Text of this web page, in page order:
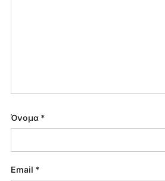
Όνομα *
Email *